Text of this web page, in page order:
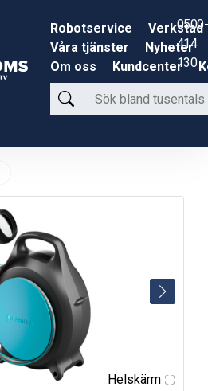
Robotservice
Verkstad
Våra tjänster
Nyheter
Om oss
Kundcenter
Sök
bland
produkter
0500-
414
130
Helskärm